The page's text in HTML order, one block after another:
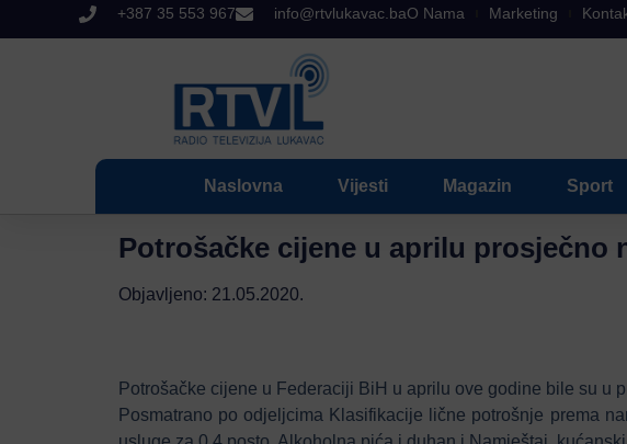
+387 35 553 967 info@rtvlukavac.baO Nama Marketing
Naslovna Vijesti Magazin Sport
Potrošačke cijene u aprilu prosječno
Objavljeno: 21.05.2020.
Potrošačke cijene u Federaciji BiH u aprilu ove godine bile su u
Posmatrano po odjeljcima Klasifikacije lične potrošnje prema